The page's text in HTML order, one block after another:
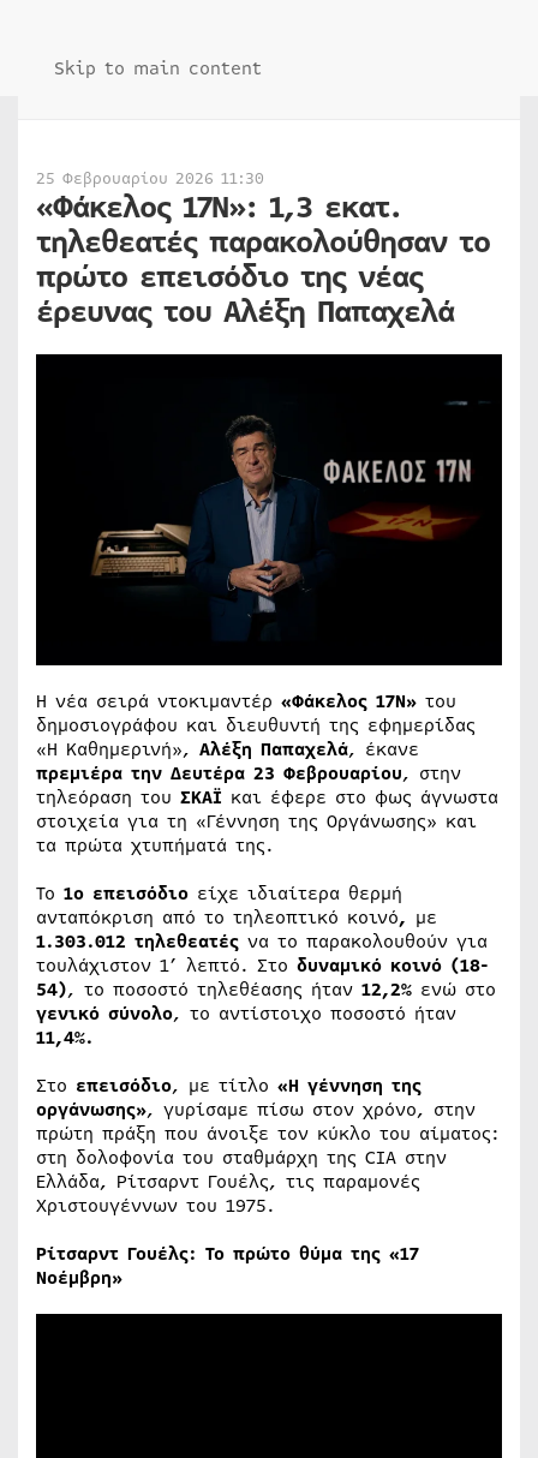
Skip to main content
25 Φεβρουαρίου 2026 11:30
«Φάκελος 17Ν»: 1,3 εκατ.
τηλεθεατές παρακολούθησαν το
πρώτο επεισόδιο της νέας
έρευνας του Αλέξη Παπαχελά
Η νέα σειρά ντοκιμαντέρ «Φάκελος 17Ν» του
δημοσιογράφου και διευθυντή της εφημερίδας
«Η Καθημερινή», Αλέξη Παπαχελά, έκανε
πρεμιέρα την Δευτέρα 23 Φεβρουαρίου, στην
τηλεόραση του ΣΚΑΪ και έφερε στο φως άγνωστα
στοιχεία για τη «Γέννηση της Οργάνωσης» και
τα πρώτα χτυπήματά της.
Το 1ο επεισόδιο είχε ιδιαίτερα θερμή
ανταπόκριση από το τηλεοπτικό κοινό, με
1.303.012 τηλεθεατές να το παρακολουθούν για
τουλάχιστον 1’ λεπτό. Στο δυναμικό κοινό (18-
54), το ποσοστό τηλεθέασης ήταν 12,2% ενώ στο
γενικό σύνολο, το αντίστοιχο ποσοστό ήταν
11,4%.
Στο επεισόδιο, με τίτλο «Η γέννηση της
οργάνωσης», γυρίσαμε πίσω στον χρόνο, στην
πρώτη πράξη που άνοιξε τον κύκλο του αίματος:
στη δολοφονία του σταθμάρχη της CIA στην
Ελλάδα, Ρίτσαρντ Γουέλς, τις παραμονές
Χριστουγέννων του 1975.
Ρίτσαρντ Γουέλς: Το πρώτο θύμα της «17
Νοέμβρη»